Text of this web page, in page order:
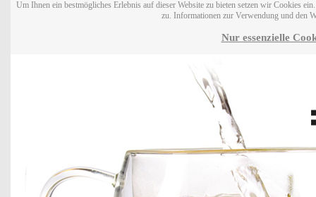
Um Ihnen ein bestmögliches Erlebnis auf dieser Website zu bieten setzen wir Cookies
zu. Informationen zur Verwendung und den
Nur essenzielle